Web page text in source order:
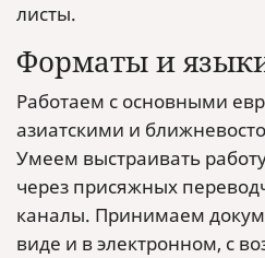
листы.
Форматы и
Работаем с основными
азиатскими и
Умеем выстраивать
через присяжных
каналы. Принимаем
виде и в электронном, с